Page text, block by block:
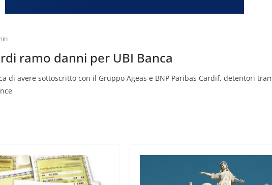
ramo danni per UBI Banca
di avere sottoscritto con il Gruppo Ageas e BNP Paribas Cardif, detentori